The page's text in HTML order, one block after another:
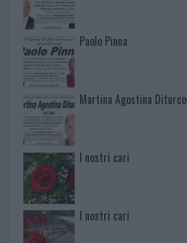
Paolo Pinna
Martina Agostina Diturco
I nostri cari
I nostri cari